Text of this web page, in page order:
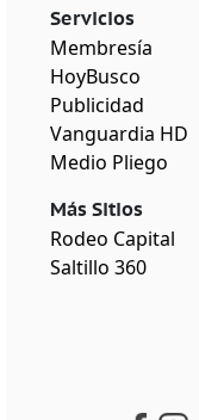
Servicios
Membresía
HoyBusco
Publicidad
Vanguardia HD
Medio Pliego
Más Sitios
Rodeo Capital
Saltillo 360